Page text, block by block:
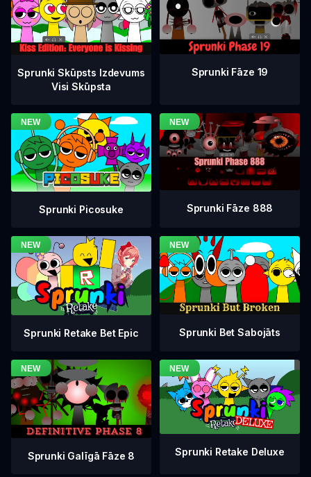
Sprunki Skūpsts Izdevums
Visi Skūpsta
Sprunki Fāze 19
Sprunki Picosuke Sprunki Fāze 888
Sprunki Retake Bet Epic Sprunki Bet Sabojāts
Sprunki Galīgā Fāze 8 Sprunki Retake Deluxe